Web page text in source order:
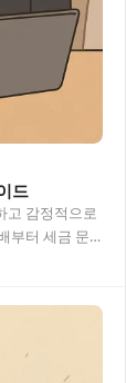
드
고 감정적으로
부터 세금 문